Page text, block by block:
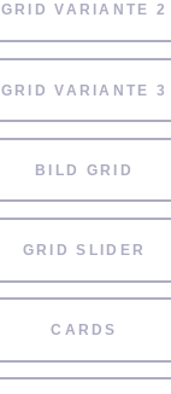
GRID VARIANTE 2
GRID VARIANTE 3
BILD GRID
GRID SLIDER
CARDS